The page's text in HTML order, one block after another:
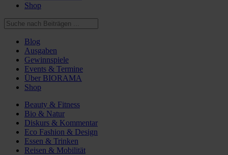
Shop
Blog
Ausgaben
Gewinnspiele
Events & Termine
Über BIORAMA
Shop
Beauty & Fitness
Bio & Natur
Diskurs & Kommentar
Eco Fashion & Design
Essen & Trinken
Reisen & Mobilität